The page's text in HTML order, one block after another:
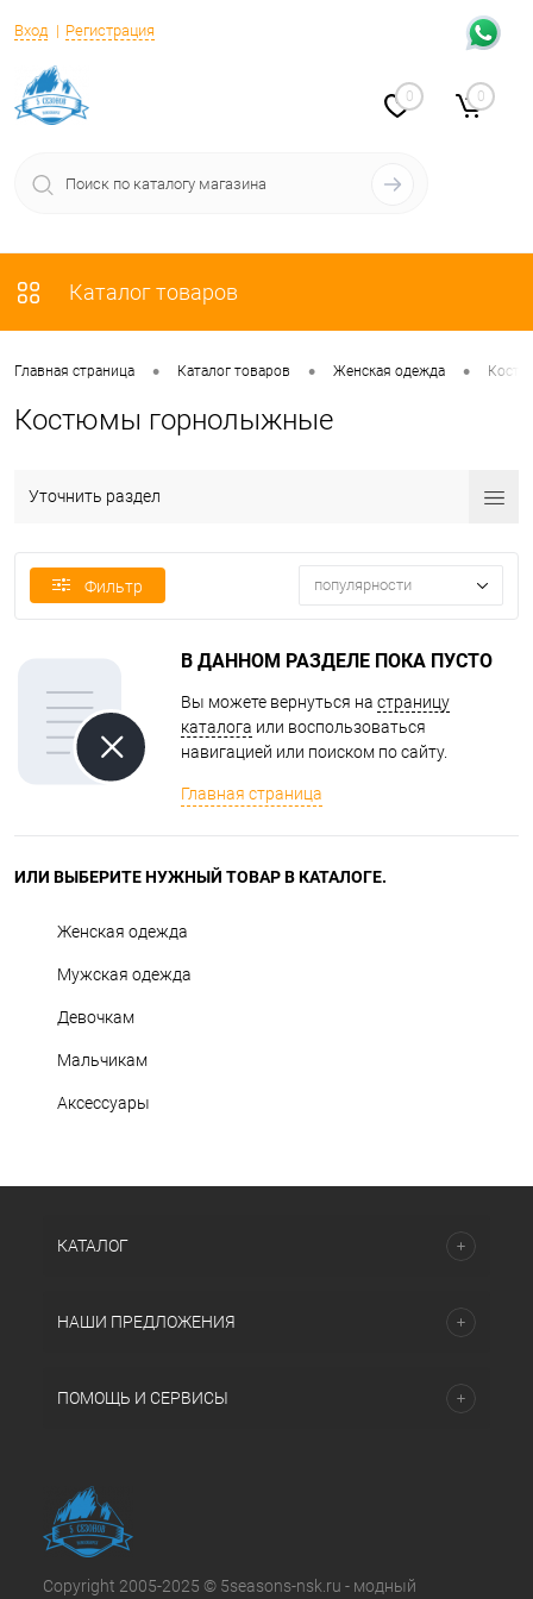
Вход Регистрация
0 0
Каталог товаров
Главная страница • Каталог товаров • Женская одежда •
Костюмы горнолыжные
Уточнить раздел
Фильтр популярности
В ДАННОМ РАЗДЕЛЕ ПОКА ПУСТО
Вы можете вернуться на страницу
каталога или воспользоваться
навигацией или поиском по сайту.
Главная страница
ИЛИ ВЫБЕРИТЕ НУЖНЫЙ ТОВАР В КАТАЛОГЕ.
Женская одежда
Мужская одежда
Девочкам
Мальчикам
Аксессуары
КАТАЛОГ
НАШИ ПРЕДЛОЖЕНИЯ
ПОМОЩЬ И СЕРВИСЫ
Copyright 2005-2025 © 5seasons-nsk.ru - модный